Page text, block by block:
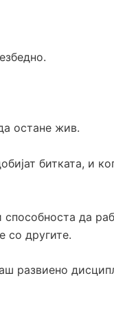
остане жив.
битката, и
да
со другите.
развиено